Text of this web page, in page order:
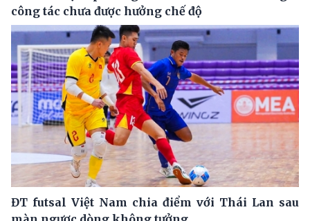
công tác chưa được hưởng chế độ
ĐT futsal Việt Nam chia điểm với Thái Lan sau